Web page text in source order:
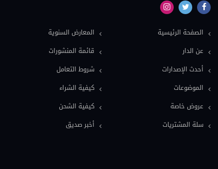
نماذج دعاوى ونماذج عقود (16)
دولي خاص (13)
معاجم قانونية (11)
فلسفة قانون (9)
المعارض السنوية
قائمة المنشورات
شروط التعامل
كيفية الشراء
كيفية الشحن
أخبر صديق
الصفحة الرئيسية
عن الدار
أحدث الإصدارات
الموضوعات
عروض خاصة
سلة المشتريات